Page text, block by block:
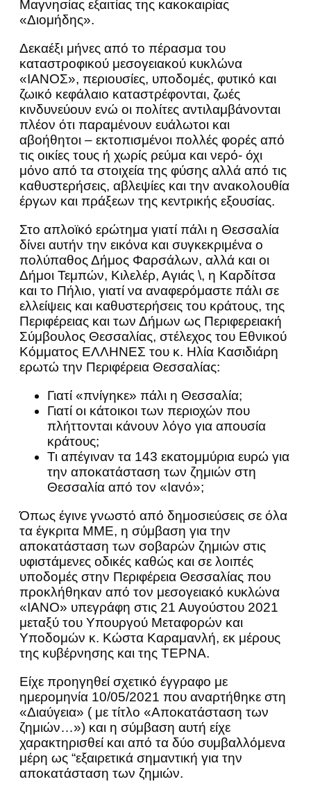
Μαγνησίας εξαιτίας της κακοκαιρίας
«Διομήδης».
Δεκαέξι μήνες από το πέρασμα του
καταστροφικού μεσογειακού κυκλώνα
«ΙΑΝΟΣ», περιουσίες, υποδομές, φυτικό και
ζωικό κεφάλαιο καταστρέφονται, ζωές
κινδυνεύουν ενώ οι πολίτες αντιλαμβάνονται
πλέον ότι παραμένουν ευάλωτοι και
αβοήθητοι – εκτοπισμένοι πολλές φορές από
τις οικίες τους ή χωρίς ρεύμα και νερό- όχι
μόνο από τα στοιχεία της φύσης αλλά από τις
καθυστερήσεις, αβλεψίες και την ανακολουθία
έργων και πράξεων της κεντρικής εξουσίας.
Στο απλοϊκό ερώτημα γιατί πάλι η Θεσσαλία
δίνει αυτήν την εικόνα και συγκεκριμένα ο
πολύπαθος Δήμος Φαρσάλων, αλλά και οι
Δήμοι Τεμπών, Κιλελέρ, Αγιάς \, η Καρδίτσα
και το Πήλιο, γιατί να αναφερόμαστε πάλι σε
ελλείψεις και καθυστερήσεις του κράτους, της
Περιφέρειας και των Δήμων ως Περιφερειακή
Σύμβουλος Θεσσαλίας, στέλεχος του Εθνικού
Κόμματος ΕΛΛΗΝΕΣ του κ. Ηλία Κασιδιάρη
ερωτώ την Περιφέρεια Θεσσαλίας:
Γιατί «πνίγηκε» πάλι η Θεσσαλία;
Γιατί οι κάτοικοι των περιοχών που
πλήττονται κάνουν λόγο για απουσία
κράτους;
Τι απέγιναν τα 143 εκατομμύρια ευρώ για
την αποκατάσταση των ζημιών στη
Θεσσαλία από τον «Ιανό»;
Όπως έγινε γνωστό από δημοσιεύσεις σε όλα
τα έγκριτα ΜΜΕ, η σύμβαση για την
αποκατάσταση των σοβαρών ζημιών στις
υφιστάμενες οδικές καθώς και σε λοιπές
υποδομές στην Περιφέρεια Θεσσαλίας που
προκλήθηκαν από τον μεσογειακό κυκλώνα
«ΙΑΝΟ» υπεγράφη στις 21 Αυγούστου 2021
μεταξύ του Υπουργού Μεταφορών και
Υποδομών κ. Κώστα Καραμανλή, εκ μέρους
της κυβέρνησης και της ΤΕΡΝΑ.
Είχε προηγηθεί σχετικό έγγραφο με
ημερομηνία 10/05/2021 που αναρτήθηκε στη
«Διαύγεια» ( με τίτλο «Αποκατάσταση των
ζημιών…») και η σύμβαση αυτή είχε
χαρακτηρισθεί και από τα δύο συμβαλλόμενα
μέρη ως “εξαιρετικά σημαντική για την
αποκατάσταση των ζημιών.